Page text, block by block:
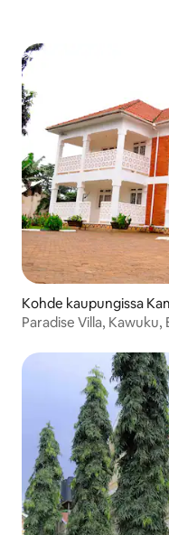
Kohde kaupungissa
Paradise Villa, Kawuku,